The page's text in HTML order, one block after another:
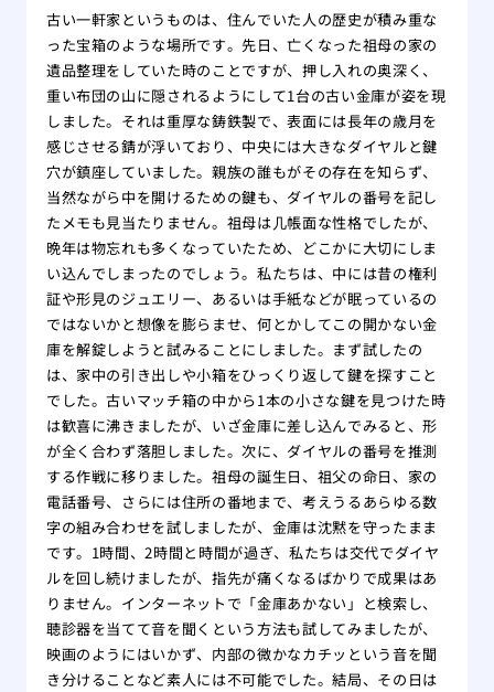
古い一軒家というものは、住んでいた人の歴史が積み重な
った宝箱のような場所です。先日、亡くなった祖母の家の
遺品整理をしていた時のことですが、押し入れの奥深く、
重い布団の山に隠されるようにして1台の古い金庫が姿を現
しました。それは重厚な鋳鉄製で、表面には長年の歳月を
感じさせる錆が浮いており、中央には大きなダイヤルと鍵
穴が鎮座していました。親族の誰もがその存在を知らず、
当然ながら中を開けるための鍵も、ダイヤルの番号を記し
たメモも見当たりません。祖母は几帳面な性格でしたが、
晩年は物忘れも多くなっていたため、どこかに大切にしま
い込んでしまったのでしょう。私たちは、中には昔の権利
証や形見のジュエリー、あるいは手紙などが眠っているの
ではないかと想像を膨らませ、何とかしてこの開かない金
庫を解錠しようと試みることにしました。まず試したの
は、家中の引き出しや小箱をひっくり返して鍵を探すこと
でした。古いマッチ箱の中から1本の小さな鍵を見つけた時
は歓喜に沸きましたが、いざ金庫に差し込んでみると、形
が全く合わず落胆しました。次に、ダイヤルの番号を推測
する作戦に移りました。祖母の誕生日、祖父の命日、家の
電話番号、さらには住所の番地まで、考えうるあらゆる数
字の組み合わせを試しましたが、金庫は沈黙を守ったまま
です。1時間、2時間と時間が過ぎ、私たちは交代でダイヤ
ルを回し続けましたが、指先が痛くなるばかりで成果はあ
りません。インターネットで「金庫あかない」と検索し、
聴診器を当てて音を聞くという方法も試してみましたが、
映画のようにはいかず、内部の微かなカチッという音を聞
き分けることなど素人には不可能でした。結局、その日は